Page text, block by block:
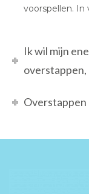
voorspellen.
Ik wil mijn
overstappen,
Overstappen